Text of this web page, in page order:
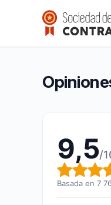
Les Trésors
Calificación9,5/10
9,5/
Basada en 7